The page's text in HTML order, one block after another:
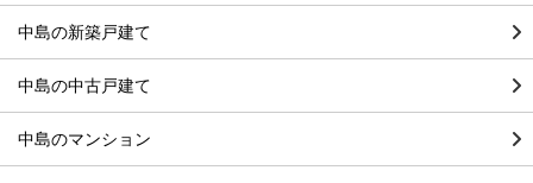
中島の新築戸建て
中島の中古戸建て
中島のマンション